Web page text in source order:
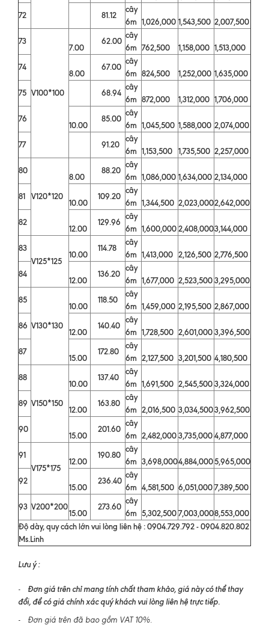
72
81.12
cây
6m 1,026,000 1,543,500 2,007,500
73
V100*100
7.00
62.00
cây
6m 762,500 1,158,000 1,513,000
74
8.00
67.00
cây
6m 824,500 1,252,000 1,635,000
75
68.94
cây
6m 872,000 1,312,000 1,706,000
76
10.00
85.00
cây
6m 1,045,500 1,588,000 2,074,000
77
91.20
cây
6m 1,153,500 1,735,500 2,257,000
80
V120*120
8.00
88.20
cây
6m 1,086,000 1,634,000 2,134,000
81
10.00
109.20
cây
6m 1,344,500 2,023,0002,642,000
82
12.00
129.96
cây
6m 1,600,0002,408,0003,144,000
83
V125*125
10.00
114.78
cây
6m 1,413,000 2,126,500 2,776,500
84
12.00
136.20
cây
6m 1,677,000 2,523,5003,295,000
85
V130*130
10.00
118.50
cây
6m 1,459,000 2,195,500 2,867,000
86
12.00
140.40
cây
6m 1,728,500 2,601,0003,396,500
87
15.00
172.80
cây
6m 2,127,500 3,201,500 4,180,500
88
V150*150
10.00
137.40
cây
6m 1,691,500 2,545,5003,324,000
89
12.00
163.80
cây
6m 2,016,500 3,034,5003,962,500
90
15.00
201.60
cây
6m 2,482,0003,735,0004,877,000
91
V175*175
12.00
190.80
cây
6m 3,698,0004,884,0005,965,000
92
15.00
236.40
cây
6m 4,581,500 6,051,0007,389,500
93 V200*200
15.00
273.60
cây
6m 5,302,5007,003,0008,553,000
Độ dày, quy cách lớn vui lòng liên hệ : 0904.729.792 - 0904.820.802
Ms.Linh
Lưu ý :
- Đơn giá trên chỉ mang tính chất tham khảo, giá này có thể thay
đổi, để có giá chính xác quý khách vui lòng liên hệ trực tiếp.
- Đơn giá trên đã bao gồm VAT 10%.